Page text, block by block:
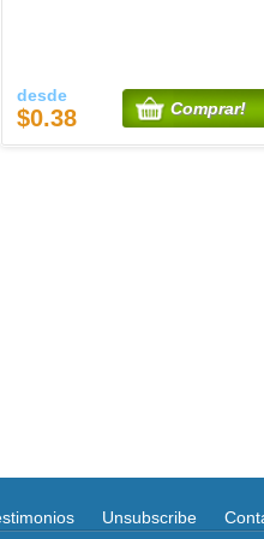
desde
$0.38 Comprar!
Unsubscribe